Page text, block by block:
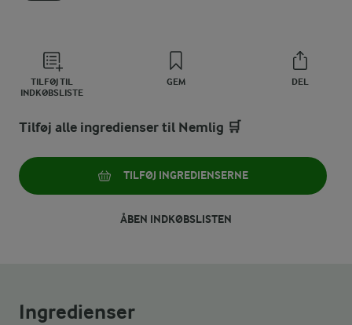
TILFØJ TIL
INDKØBSLISTE
GEM DEL
Tilføj alle ingredienser til Nemlig 🛒
TILFØJ INGREDIENSERNE
ÅBEN INDKØBSLISTEN
Ingredienser